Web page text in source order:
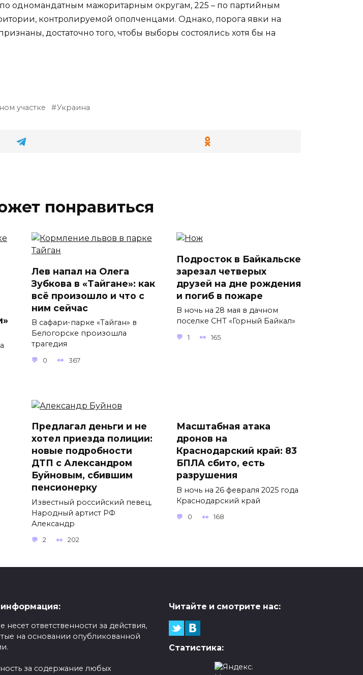
по одномандатным мажоритарным округам, 225 – по партийным
контролируемой ополченцами. Однако, порога явки на
достаточно того, чтобы выборы состоялись хотя бы на
участке Украина
понравиться
Лев напал на Олега
Зубкова в «Тайгане»: как
всё произошло и что с
ним сейчас
В сафари-парке «Тайган» в
Белогорске произошла
трагедия
0 367
Подросток в Байкальске
зарезал четверых
друзей на дне рождения
и погиб в пожаре
В ночь на 28 мая в дачном
поселке СНТ «Горный Байкал»
1 165
Предлагал деньги и не
хотел приезда полиции:
новые подробности
ДТП с Александром
Буйновым, сбившим
пенсионерку
Известный российский певец,
Народный артист РФ
Александр
2 202
Масштабная атака
дронов на
Краснодарский край: 83
БПЛА сбито, есть
разрушения
В ночь на 26 февраля 2025 года
Краснодарский край
0 168
информация:
несет ответственности за действия,
на основании опубликованной
за содержание любых
Читайте и смотрите нас:
Статистика: